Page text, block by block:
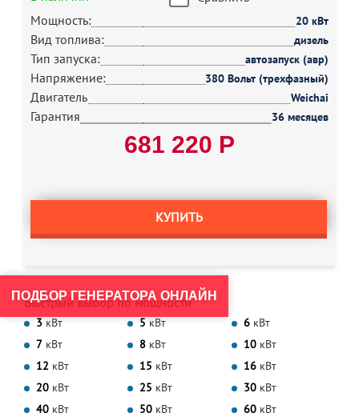
Мощность:
20 кВт
Вид топлива: дизель
Тип запуска: автозапуск (авр)
Напряжение: 380 Вольт (трехфазный)
Двигатель Weichai
Гарантия 36 месяцев
681 220 Р
КУПИТЬ
Быстрый выбор по мощности
3 кВт 5 кВт 6 кВт
7 кВт 8 кВт 10 кВт
12 кВт 15 кВт 16 кВт
20 кВт 25 кВт 30 кВт
40 кВт 50 кВт 60 кВт
ПОДБОР ГЕНЕРАТОРА ОНЛАЙН